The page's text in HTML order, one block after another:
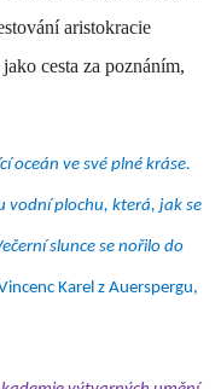
aristokracie
cesta za poznáním,
oceán ve své plné kráse.
vodní plochu, která, jak se
slunce se nořilo do
Karel z Auerspergu,